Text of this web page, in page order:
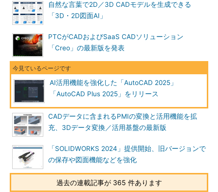
自然な言葉で2D／3D CADモデルを生成できる
「3D・2D図面AI」
PTCがCADおよびSaaS CADソリューション
「Creo」の最新版を発表
AI活用機能を強化した「AutoCAD 2025」
「AutoCAD Plus 2025」をリリース
CADデータに含まれるPMIの変換と活用機能を拡
充、3Dデータ変換／活用基盤の最新版
「SOLIDWORKS 2024」提供開始、旧バージョンで
の保存や図面機能などを強化
過去の連載記事が 365 件あります